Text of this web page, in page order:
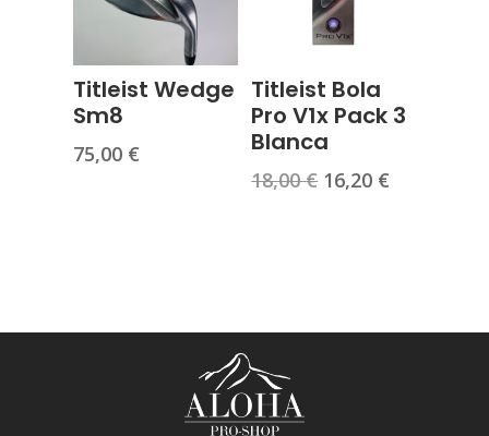
Titleist Wedge
Sm8
75,00 €
Titleist Bola
Pro V1x Pack 3
Blanca
18,00€ El
16,20 €